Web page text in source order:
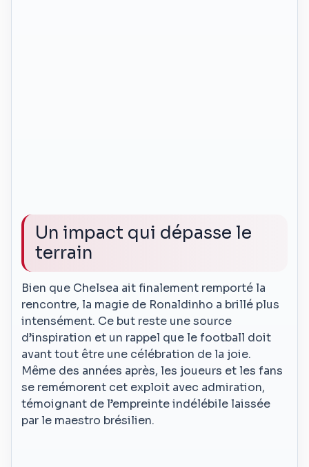
Un impact qui dépasse le
terrain
Bien que Chelsea ait finalement remporté la
rencontre, la magie de Ronaldinho a brillé plus
intensément. Ce but reste une source
d’inspiration et un rappel que le football doit
avant tout être une célébration de la joie.
Même des années après, les joueurs et les fans
se remémorent cet exploit avec admiration,
témoignant de l’empreinte indélébile laissée
par le maestro brésilien.